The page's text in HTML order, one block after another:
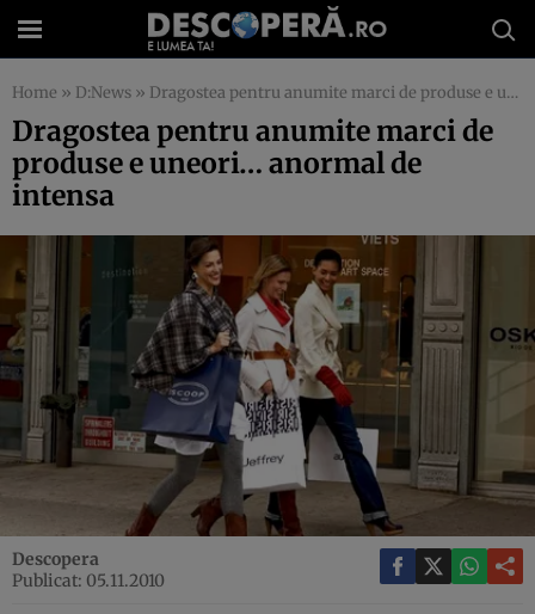
Home » D:News » Dragostea pentru anumite marci de produse e uneori… anormal de intensa
Dragostea pentru anumite marci de
produse e uneori… anormal de
intensa
Descopera
Publicat: 05.11.2010